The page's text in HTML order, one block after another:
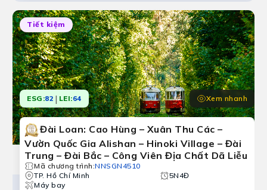
Tiết kiệm
ESG:82 | LEI:64 Xem nhanh
Đài Loan: Cao Hùng – Xuân Thu Các –
Vườn Quốc Gia Alishan – Hinoki Village – Đài
Trung – Đài Bắc – Công Viên Địa Chất Dã Liễu
Mã chương trình:NNSGN4510
TP. Hồ Chí Minh
5N4Đ
Máy bay